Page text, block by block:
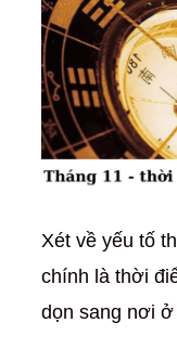
Xét về yếu tố
chính là thời
dọn sang nơi